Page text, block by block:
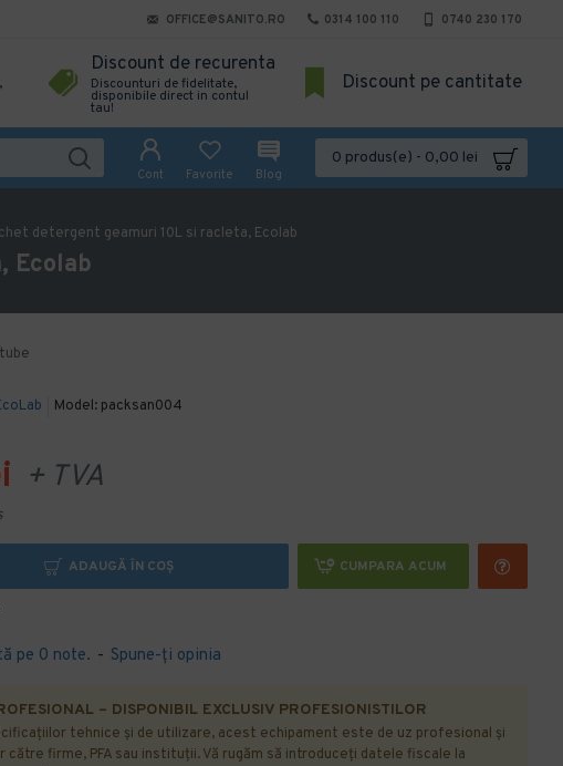
OFFICE@SANITO.RO 0314 100 110 0740 230 170
Discount de recurenta
Discounturi de fidelitate,
disponibile direct in contul
tau!
Discount pe cantitate
Cont Favorite Blog
0 produs(e) - 0,00 lei
detergent geamuri 10L si racleta, Ecolab
Ecolab
Model: packsan004
pe 0 note. - Spune-ţi opinia
+ TVA
ADAUGĂ ÎN COŞ CUMPARA ACUM
– DISPONIBIL EXCLUSIV PROFESIONISTILOR
tehnice și de utilizare, acest echipament este de uz profesional și
către firme, PFA sau instituții. Vă rugăm să introduceți datele fiscale la